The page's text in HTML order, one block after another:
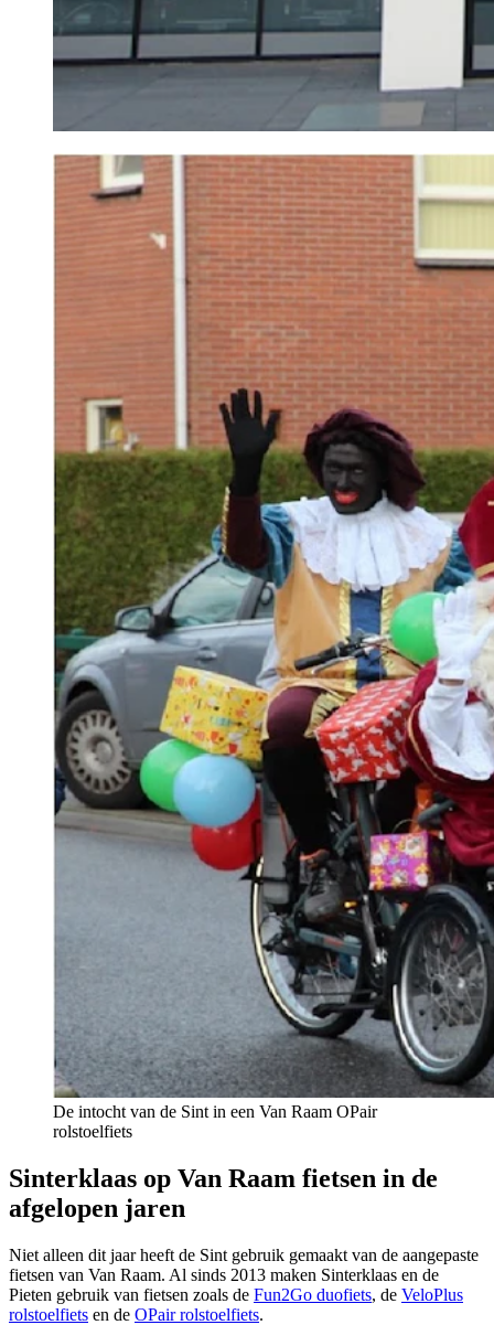
De intocht van de Sint in een Van Raam OPair
rolstoelfiets
Sinterklaas op Van Raam fietsen in de
afgelopen jaren
Niet alleen dit jaar heeft de Sint gebruik gemaakt van de aangepaste
fietsen van Van Raam. Al sinds 2013 maken Sinterklaas en de
Pieten gebruik van fietsen zoals de Fun2Go duofiets, de VeloPlus
rolstoelfiets en de OPair rolstoelfiets.